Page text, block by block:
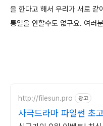
을 한다고 해서 우리가 서로 같
통일을 안할수도 없구요. 여러
http://filesun.pro 광고
사극드라마 파일썬 초